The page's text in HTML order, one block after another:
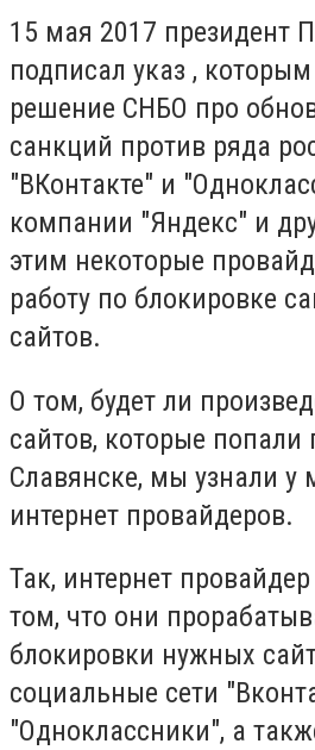
15 мая 2017 президент
подписал указ ,
решение СНБО про
санкций против ряда
"ВКонтакте" и
компании "Яндекс" и
этим некоторые
работу по блокировке
сайтов.
О том, будет ли
сайтов, которые попали
Славянске, мы узнали у
интернет провайдеров.
Так, интернет
том, что они
блокировки нужных
социальные сети
"Одноклассники", а